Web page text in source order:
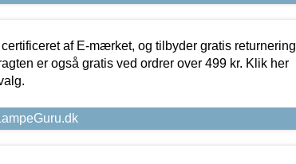
af E-mærket, og tilbyder gratis returnering
er også gratis ved ordrer over 499 kr. Klik her